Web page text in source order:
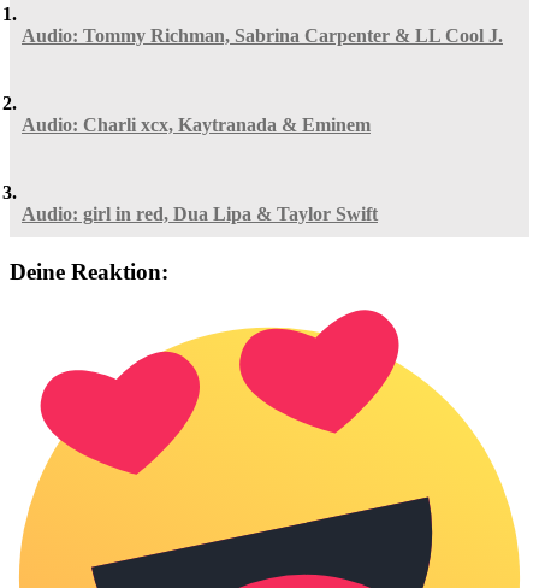
Audio: Tommy Richman, Sabrina Carpenter & LL Cool J.
Audio: Charli xcx, Kaytranada & Eminem
Audio: girl in red, Dua Lipa & Taylor Swift
Deine Reaktion: